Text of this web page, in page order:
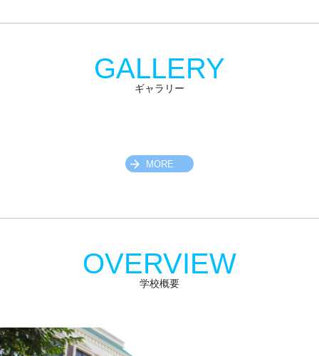
ギャラリー
GALLERY
MORE
学校概要
OVERVIEW